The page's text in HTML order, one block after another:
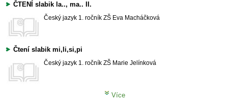
ČTENÍ slabik la.., ma.. II.
Český jazyk 1. ročník ZŠ Eva Macháčková
Čtení slabik mi,li,si,pi
Český jazyk 1. ročník ZŠ Marie Jelínková
Více